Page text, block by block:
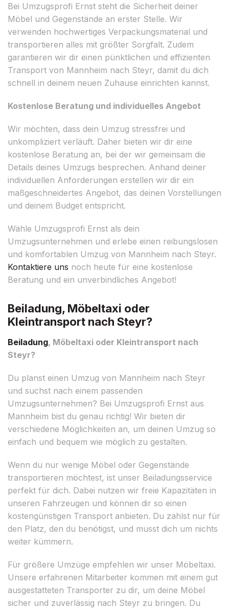
Bei Umzugsprofi Ernst steht die Sicherheit deiner
Möbel und Gegenstände an erster Stelle. Wir
verwenden hochwertiges Verpackungsmaterial und
transportieren alles mit größter Sorgfalt. Zudem
garantieren wir dir einen pünktlichen und effizienten
Transport von Mannheim nach Steyr, damit du dich
schnell in deinem neuen Zuhause einrichten kannst.
Kostenlose Beratung und individuelles Angebot
Wir möchten, dass dein Umzug stressfrei und
unkompliziert verläuft. Daher bieten wir dir eine
kostenlose Beratung an, bei der wir gemeinsam die
Details deines Umzugs besprechen. Anhand deiner
individuellen Anforderungen erstellen wir dir ein
maßgeschneidertes Angebot, das deinen Vorstellungen
und deinem Budget entspricht.
Wähle Umzugsprofi Ernst als dein
Umzugsunternehmen und erlebe einen reibungslosen
und komfortablen Umzug von Mannheim nach Steyr.
Kontaktiere uns noch heute für eine kostenlose
Beratung und ein unverbindliches Angebot!
Beiladung, Möbeltaxi oder
Kleintransport nach Steyr?
Beiladung, Möbeltaxi oder Kleintransport nach
Steyr?
Du planst einen Umzug von Mannheim nach Steyr
und suchst nach einem passenden
Umzugsunternehmen? Bei Umzugsprofi Ernst aus
Mannheim bist du genau richtig! Wir bieten dir
verschiedene Möglichkeiten an, um deinen Umzug so
einfach und bequem wie möglich zu gestalten.
Wenn du nur wenige Möbel oder Gegenstände
transportieren möchtest, ist unser Beiladungsservice
perfekt für dich. Dabei nutzen wir freie Kapazitäten in
unseren Fahrzeugen und können dir so einen
kostengünstigen Transport anbieten. Du zahlst nur für
den Platz, den du benötigst, und musst dich um nichts
weiter kümmern.
Für größere Umzüge empfehlen wir unser Möbeltaxi.
Unsere erfahrenen Mitarbeiter kommen mit einem gut
ausgestatteten Transporter zu dir, um deine Möbel
sicher und zuverlässig nach Steyr zu bringen. Du